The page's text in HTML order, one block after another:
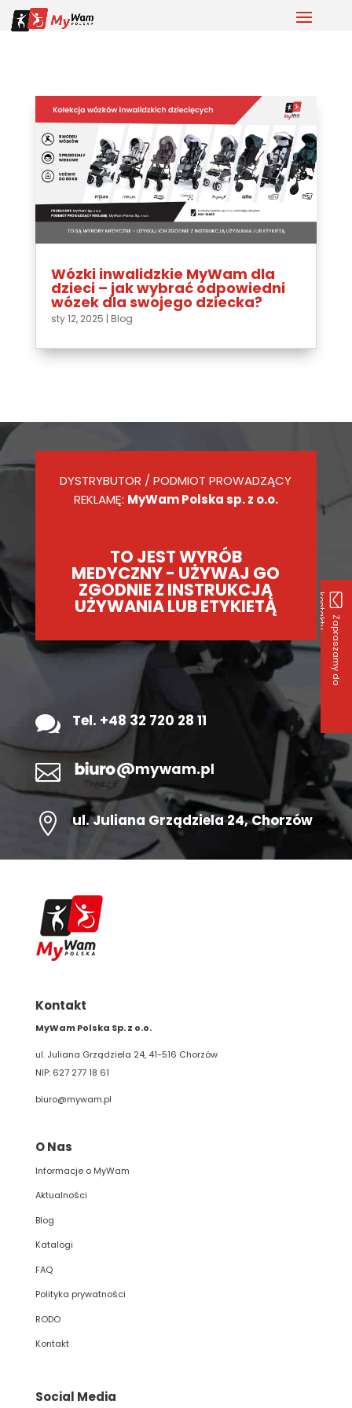
Z
a
p
r
a
s
z
a
m
y
d
o
k
o
n
t
a
k
t
u
Wózki inwalidzkie MyWam dla
dzieci – jak wybrać odpowiedni
wózek dla swojego dziecka?
sty 12, 2025 | Blog
DYSTRYBUTOR / PODMIOT PROWADZĄCY
REKLAMĘ: MyWam Polska sp. z o.o.
TO JEST WYRÓB
MEDYCZNY - UŻYWAJ GO
ZGODNIE Z INSTRUKCJĄ
UŻYWANIA LUB ETYKIETĄ
 Tel. +48 32 720 28 11

 ul.Juliana Grządziela 24, Chorzów
Kontakt
MyWam Polska Sp. z o.o.
ul. Juliana Grządziela 24, 41-516 Chorzów
NIP: 627 277 18 61
biuro@mywam.pl
O Nas
Informacje o MyWam
Aktualności
Blog
Katalogi
FAQ
Polityka prywatności
RODO
Kontakt
Social Media